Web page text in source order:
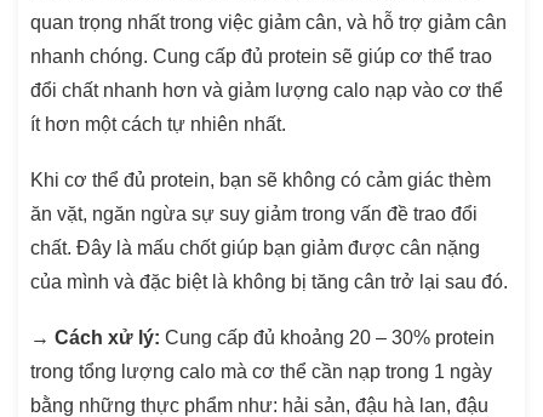
quan trọng nhất trong việc giảm cân, và hỗ trợ giảm cân
nhanh chóng. Cung cấp đủ protein sẽ giúp cơ thể trao
đổi chất nhanh hơn và giảm lượng calo nạp vào cơ thể
ít hơn một cách tự nhiên nhất.
Khi cơ thể đủ protein, bạn sẽ không có cảm giác thèm
ăn vặt, ngăn ngừa sự suy giảm trong vấn đề trao đổi
chất. Đây là mấu chốt giúp bạn giảm được cân nặng
của mình và đặc biệt là không bị tăng cân trở lại sau đó.
→ Cách xử lý: Cung cấp đủ khoảng 20 – 30% protein
trong tổng lượng calo mà cơ thể cần nạp trong 1 ngày
bằng những thực phẩm như: hải sản, đậu hà lan, đậu